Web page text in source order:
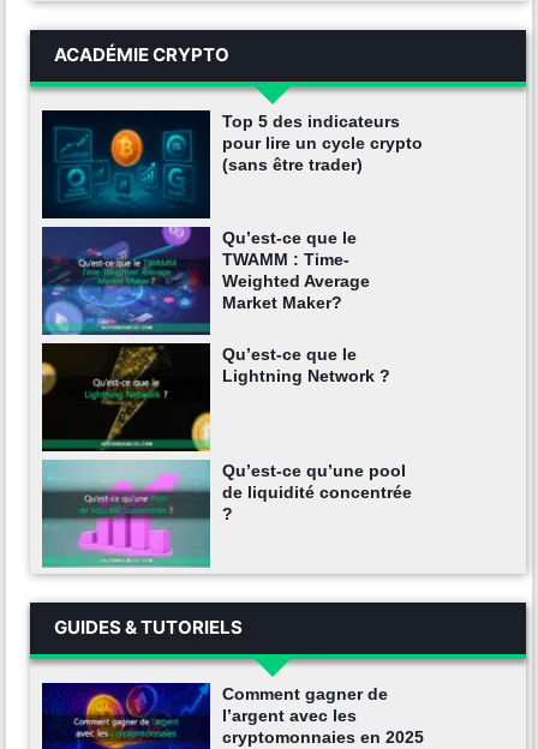
ACADÉMIE CRYPTO
Top 5 des indicateurs
pour lire un cycle crypto
(sans être trader)
Qu’est-ce que le
TWAMM : Time-
Weighted Average
Market Maker?
Qu’est-ce que le
Lightning Network ?
Qu’est-ce qu’une pool
de liquidité concentrée
?
GUIDES & TUTORIELS
Comment gagner de
l’argent avec les
cryptomonnaies en 2025